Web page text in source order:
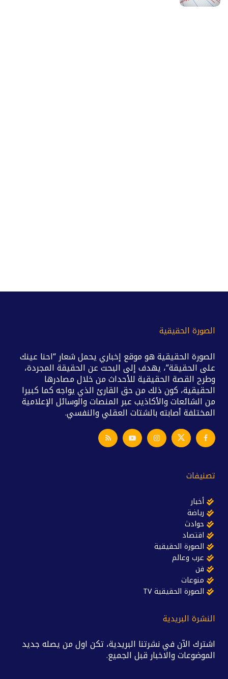
الصورة الحقيقية
الصورة الحقيقية هو موقع إخباري يحمل شعار “احنا عينك
على الحقيقة”، يهدف إلى البحث عن الحقيقة المجردة،
وطرح القصة الحقيقية للأحداث من خلال مصادرها
الحقيقية، كون ذلك من حق القارئ الذي يواجه كما كبيرا
من الشائعات والأكاذيب عبر المنصات والوسائل الإعلامية
المختلفة أصابته بالشتات العقلي والنفسي.
تصنيفات
أخبار
رياضة
حوادث
اقتصاد
الصورة الحقيقية
عرب وعالم
فن
منوعات
الصورة الحقيقية TV
النشرة البريدية
اشترك الآن في نشرتنا البريدية، تكن اول من يصله جديد
الموضوعات والاخبار قبل الجميع.